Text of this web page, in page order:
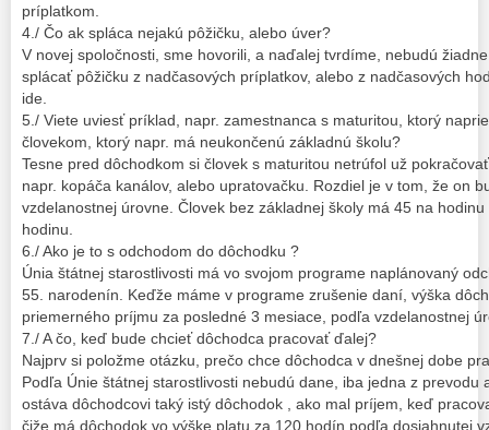
príplatkom.
4./ Čo ak spláca nejakú pôžičku, alebo úver?
V novej spoločnosti, sme hovorili, a naďalej tvrdíme, nebudú
splácať pôžičku z nadčasových príplatkov, alebo z nadčasových
ide.
5./ Viete uviesť príklad, napr. zamestnanca s maturitou, ktorý
človekom, ktorý napr. má neukončenú základnú školu?
Tesne pred dôchodkom si človek s maturitou netrúfol už
napr. kopáča kanálov, alebo upratovačku. Rozdiel je v tom, že on
vzdelanostnej úrovne. Človek bez základnej školy má 45 na
hodinu.
6./ Ako je to s odchodom do dôchodku ?
Únia štátnej starostlivosti má vo svojom programe naplánovaný
55. narodenín. Keďže máme v programe zrušenie daní, výška
priemerného príjmu za posledné 3 mesiace, podľa vzdelanostnej
7./ A čo, keď bude chcieť dôchodca pracovať ďalej?
Najprv si položme otázku, prečo chce dôchodca v dnešnej dobe
Podľa Únie štátnej starostlivosti nebudú dane, iba jedna z prevodu
ostáva dôchodcovi taký istý dôchodok , ako mal príjem, keď
čiže má dôchodok vo výške platu za 120 hodín podľa dosiahnutej